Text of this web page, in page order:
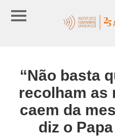
“Não basta
recolham as
caem da
diz o